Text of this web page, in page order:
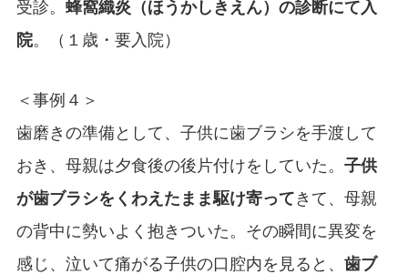
受診。 蜂窩織炎（ほうかしきえん）の診断にて入
院。（１歳・要入院）
＜事例４＞
歯磨きの準備として、子供に歯ブラシを手渡して
おき、母親は夕食後の後片付けをしていた。 子供
が歯ブラシをくわえたまま駆け寄ってきて、母親
の背中に勢いよく抱きついた。その瞬間に異変を
感じ、泣いて痛がる子供の口腔内を見ると、 歯ブ